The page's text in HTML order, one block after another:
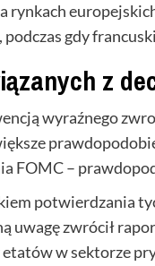
rynkach
gdy
z
wyraźnego
FOMC –
potwierdzania
uwagę zwrócił
w sektorze